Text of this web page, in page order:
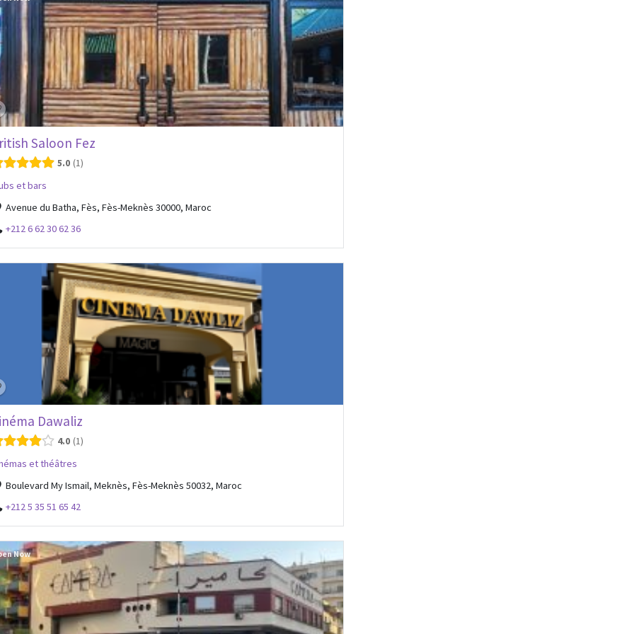
Saloon Fez
5.0 1
et bars
Avenue du Batha, Fès, Fès-Meknès 30000, Maroc
+212 6 62 30 62 36
Dawaliz
4.0 1
et théâtres
Boulevard My Ismail, Meknès, Fès-Meknès 50032, Maroc
+212 5 35 51 65 42
Now